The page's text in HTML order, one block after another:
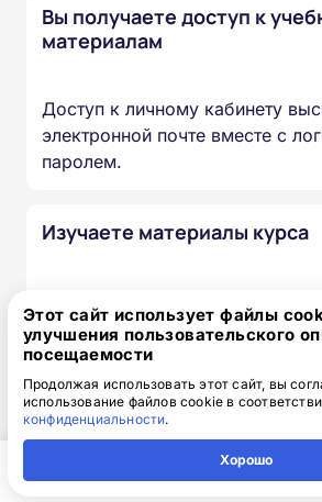
Вы получаете доступ к
материалам
Доступ к личному кабинету
электронной почте вместе с
паролем.
Изучаете материалы курса
презентации, сдаёте итоговый
удобное для вас время и темпе.
Мы вносим сведения в ФИС
ФРДО
Этот сайт использует файлы
улучшения пользовательского
посещаемости
Продолжая использовать этот сайт, вы
использование файлов cookie в
конфиденциальности.
Хорошо